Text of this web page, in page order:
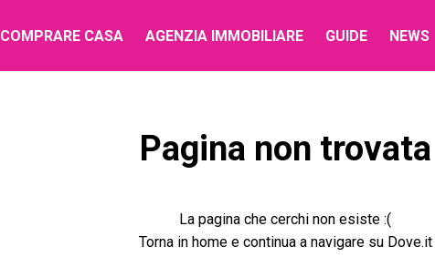
COMPRARE CASA AGENZIA IMMOBILIARE GUIDE NEWS
Pagina non trovata
La pagina che cerchi non esiste :(
Torna in home e continua a navigare su Dove.it